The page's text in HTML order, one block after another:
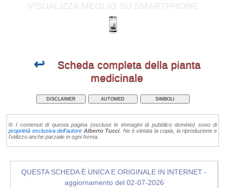
VISUALIZZA MEGLIO SU SMARTPHONE
↩ Scheda completa della pianta
medicinale
DISCLAIMER AUTOMED SIMBOLI
© I contenuti di questa pagina (escluse le immagini di pubblico dominio) sono di
proprietà esclusiva dell'autore Alberto Tucci . Ne è vietata la copia, la riproduzione e
l'utilizzo anche parziale in ogni forma.
QUESTA SCHEDA È UNICA E ORIGINALE IN INTERNET -
aggiornamento del 02-07-2026